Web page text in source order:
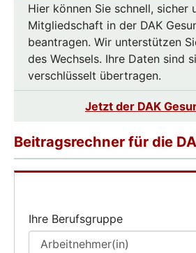
Hier können Sie schnell, sicher
Mitgliedschaft in der DAK
beantragen. Wir unterstützen
des Wechsels. Ihre Daten sind
verschlüsselt übertragen.
Jetzt der DAK